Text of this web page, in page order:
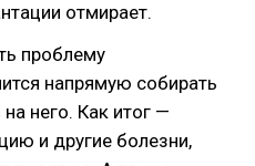
отмирает.
проблему
напрямую собирать
него. Как итог —
и другие болезни,